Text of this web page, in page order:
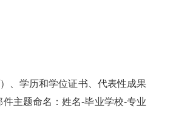
、学历和学位证书、代表性成果
主题命名：姓名-毕业学校-专业